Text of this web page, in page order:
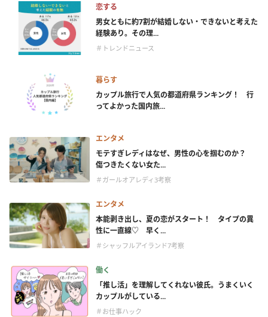
恋する
男女ともに約7割が結婚しない・できないと考えた
経験あり。その理...
＃トレンドニュース
暮らす
カップル旅行で人気の都道府県ランキング！ 行
ってよかった国内旅...
エンタメ
モテすぎレディはなぜ、男性の心を掴むのか？
傷つきたくない女た...
＃ガールオアレディ3考察
エンタメ
本能剥き出し、夏の恋がスタート！ タイプの異
性に一直線♡ 早く...
＃シャッフルアイランド7考察
働く
「推し活」を理解してくれない彼氏。うまくいく
カップルがしている...
＃お仕事ハック